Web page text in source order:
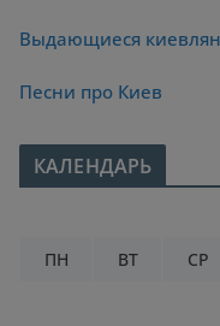
Выдающиеся
Песни про Киев
КАЛЕНДАРЬ
ПН
ВТ СР